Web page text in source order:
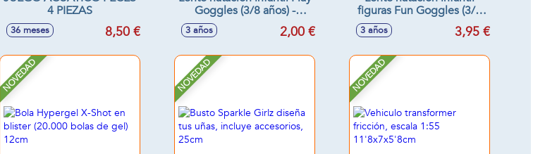
4 PIEZAS
36 meses 8,50 €
Goggles (3/8 años) -
Modelos surtidos
3 años 2,00 €
figuras Fun Goggles (3/8
años) - Modelos surtidos
3 años 3,95 €
NOVEDAD NOVEDAD NOVEDAD